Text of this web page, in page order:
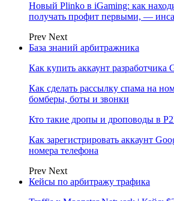
Новый Plinko в iGaming: как
получать профит первыми, —
Prev Next
База знаний арбитражника
Как купить аккаунт разработчика
Как сделать рассылку спама на
бомберы, боты и звонки
Кто такие дропы и дроповоды в
Как зарегистрировать аккаунт
номера телефона
Prev Next
Кейсы по арбитражу трафика